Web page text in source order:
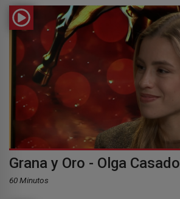
Grana y Oro - Olga Casado
60 Minutos